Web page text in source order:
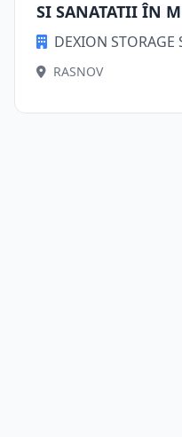
SI SANATATII ÎN
DEXION STORAGE
RASNOV